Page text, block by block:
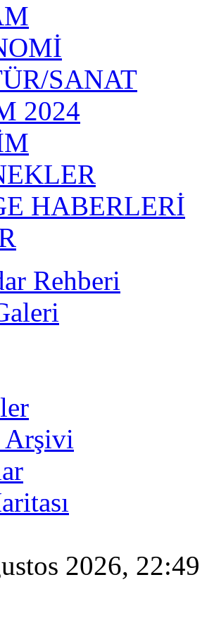
SANAT
2024
HABERLERİ
Rehberi
Arşivi
2026, 22:49